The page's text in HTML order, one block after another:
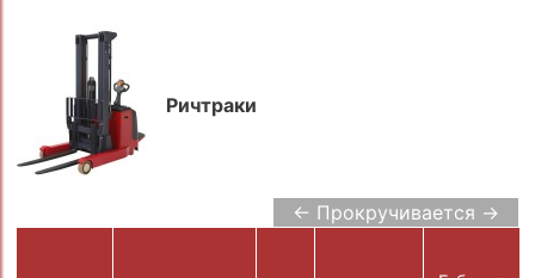
Ричтраки
← Прокручивается →